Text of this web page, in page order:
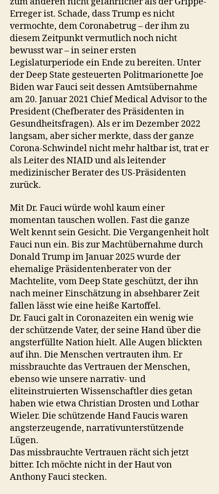
Erreger ist. Schade, dass Trump es nicht
vermochte, dem Coronabetrug – der ihm zu
diesem Zeitpunkt vermutlich noch nicht
bewusst war – in seiner ersten
Legislaturperiode ein Ende zu bereiten. Unter
der Deep State gesteuerten Politmarionette Joe
Biden war Fauci seit dessen Amtsübernahme
am 20. Januar 2021 Chief Medical Advisor to the
President (Chefberater des Präsidenten in
Gesundheitsfragen). Als er im Dezember 2022
langsam, aber sicher merkte, dass der ganze
Corona-Schwindel nicht mehr haltbar ist, trat er
als Leiter des NIAID und als leitender
medizinischer Berater des US-Präsidenten
zurück.
Mit Dr. Fauci würde wohl kaum einer
momentan tauschen wollen. Fast die ganze
Welt kennt sein Gesicht. Die Vergangenheit holt
Fauci nun ein. Bis zur Machtübernahme durch
Donald Trump im Januar 2025 wurde der
ehemalige Präsidentenberater von der
Machtelite, vom Deep State geschützt, der ihn
nach meiner Einschätzung in absehbarer Zeit
fallen lässt wie eine heiße Kartoffel.
Dr. Fauci galt in Coronazeiten ein wenig wie
der schützende Vater, der seine Hand über die
angsterfüllte Nation hielt. Alle Augen blickten
auf ihn. Die Menschen vertrauten ihm. Er
missbrauchte das Vertrauen der Menschen,
ebenso wie unsere narrativ- und
eliteinstruierten Wissenschaftler dies getan
haben wie etwa Christian Drosten und Lothar
Wieler. Die schützende Hand Faucis waren
angsterzeugende, narrativunterstützende
Lügen.
Das missbrauchte Vertrauen rächt sich jetzt
bitter. Ich möchte nicht in der Haut von
Anthony Fauci stecken.